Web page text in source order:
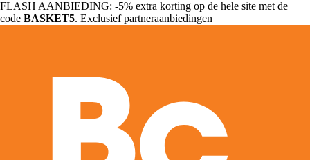
FLASH AANBIEDING: -5% extra korting op de hele site met de
code BASKET5. Exclusief partneraanbiedingen